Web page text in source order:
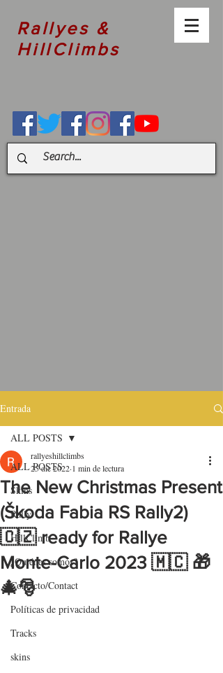
Rallyes &
HillClimbs
Entrada
ALL POSTS
Skins
Rally
HillClimb
¿Quiénes somos?
Contacto/Contact
Políticas de privacidad
Tracks
skins
ALL POSTS
The New Christmas Present
(Škoda Fabia RS Rally2)
🇨🇿 ready for Rallye
Monte-Carlo 2023 🇲🇨 🎁
🎄🎅
rallyeshillclimbs
25 dic 2022 1 min de lectura